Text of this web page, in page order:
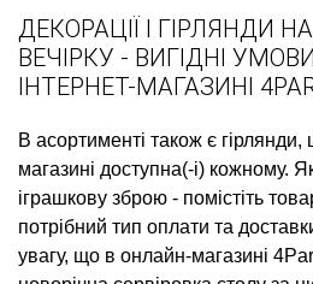
ДЕКОРАЦІЇ І ГІРЛЯНДИ
ВЕЧІРКУ - ВИГІДНІ
ІНТЕРНЕТ-МАГАЗИНІ
В асортименті також є гірлянди,
магазині доступна(-і) кожному.
іграшкову зброю - помістіть
потрібний тип оплати та
увагу, що в онлайн-магазині